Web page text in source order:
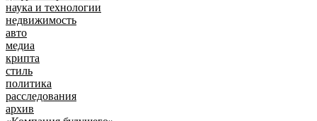
наука и технологии
недвижимость
авто
медиа
крипта
стиль
политика
расследования
архив